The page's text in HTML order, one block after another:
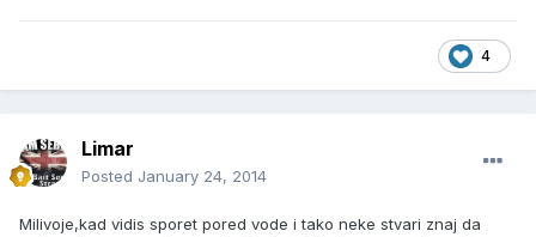
4
Limar
Posted January 24, 2014
Milivoje,kad vidis sporet pored vode i tako neke stvari znaj da